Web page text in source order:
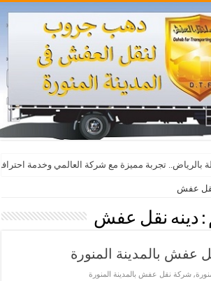
بالرياض.. تجربة مميزة مع شركة العالمي وخدمة
اليوم بث مباشر بدون تقطيع
عفش
: دينه نقل عفش
بالمدينة المنورة
,شركة نقل عفش بالمدينة المنورة